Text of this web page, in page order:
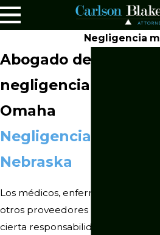
Negligencia
Abogado de
negligencia médica
Omaha
Negligencia médica
Nebraska
Los médicos, enfermeras,
otros proveedores médicos tienen
cierta responsabilidad con sus